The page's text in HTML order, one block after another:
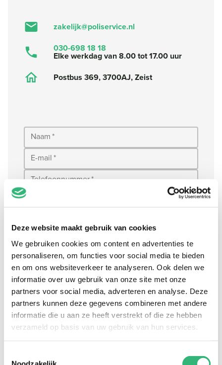
Deze website maakt gebruik van cookies
We gebruiken cookies om content en advertenties te
personaliseren, om functies voor social media te bieden
en om ons websiteverkeer te analyseren. Ook delen we
informatie over uw gebruik van onze site met onze
partners voor social media, adverteren en analyse. Deze
partners kunnen deze gegevens combineren met andere
informatie die u aan ze heeft verstrekt of die ze hebben
verzameld op basis van uw gebruik van hun services.
zakelijk@poliservice.nl
030-698 18 18
Elke werkdag van 8.00 tot 17.00 uur
Postbus 369, 3700AJ, Zeist
Naam *
E-mail *
Telefoonnummer*
Huisnummer*
Polisnummer
Stel hier je vraag...